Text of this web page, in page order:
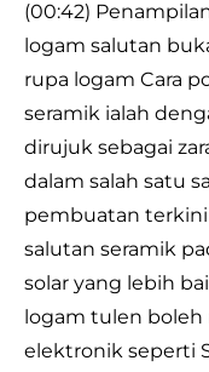
(00:42)
logam salutan
rupa logam Cara
seramik ialah
dirujuk sebagai
dalam salah satu
pembuatan
salutan seramik
solar yang lebih
logam tulen
elektronik seperti